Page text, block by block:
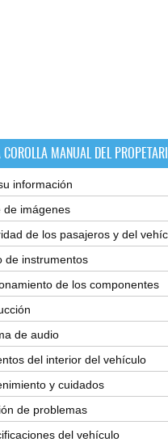
COROLLA MANUAL DEL
información
de imágenes
de los pasajeros y del
de instrumentos
de los componentes
de audio
del interior del vehículo
y cuidados
de problemas
del vehículo